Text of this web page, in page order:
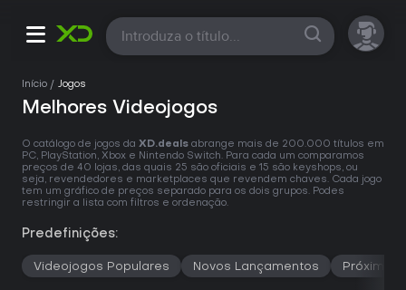
Início Jogos
Melhores Videojogos
O catálogo de jogos da XD.deals abrange mais de 200.000 títulos em
PC, PlayStation, Xbox e Nintendo Switch. Para cada um comparamos
preços de 40 lojas, das quais 25 são oficiais e 15 são keyshops, ou
seja, revendedores e marketplaces que revendem chaves. Cada jogo
tem um gráfico de preços separado para os dois grupos. Podes
restringir a lista com filtros e ordenação.
Predefinições:
Videojogos Populares Novos Lançamentos Próximos